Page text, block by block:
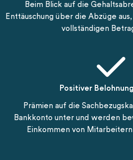
Beim Blick auf die
Enttäuschung über die Abzüge
vollständigen
Positiver
Prämien auf die
Bankkonto unter und werden
Einkommen von